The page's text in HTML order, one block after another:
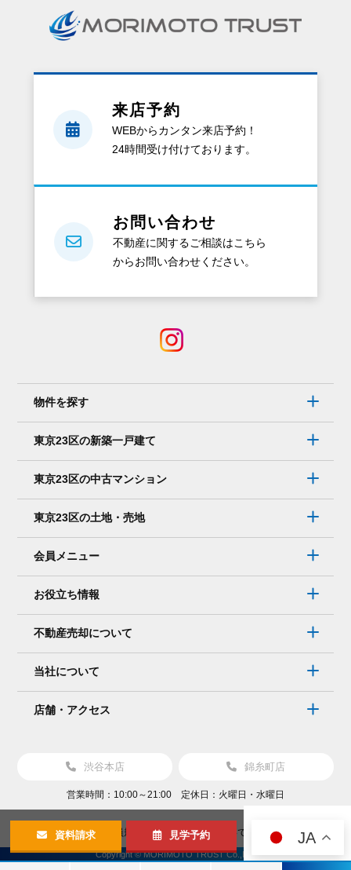
資料請求 見学予約
来店予約
WEBからカンタン来店予約！
24時間受け付けております。
お問い合わせ
不動産に関するご相談はこちら
からお問い合わせください。
物件を探す
東京23区の新築一戸建て
東京23区の中古マンション
東京23区の土地・売地
会員メニュー
お役立ち情報
不動産売却について
当社について
店舗・アクセス
渋谷本店 錦糸町店
営業時間：10:00～21:00 定休日：火曜日・水曜日
会員規約 個人情報保護について
Copyright © MORIMOTO TRUST Co.,Ltd.
JA